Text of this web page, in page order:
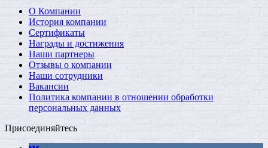
О Компании
История компании
Сертификаты
Награды и достижения
Наши партнеры
Отзывы о компании
Наши сотрудники
Вакансии
Политика компании в отношении обработки
персональных данных
Присоединяйтесь